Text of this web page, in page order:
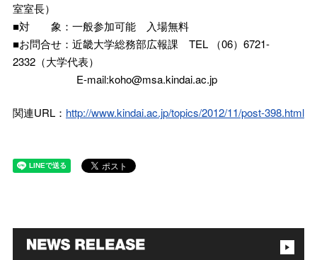
室室長）
■対 象：一般参加可能 入場無料
■お問合せ：近畿大学総務部広報課 TEL （06）6721-
2332（大学代表）
E-mail:koho@msa.kindai.ac.jp
関連URL： http://www.kindai.ac.jp/topics/2012/11/post-398.html